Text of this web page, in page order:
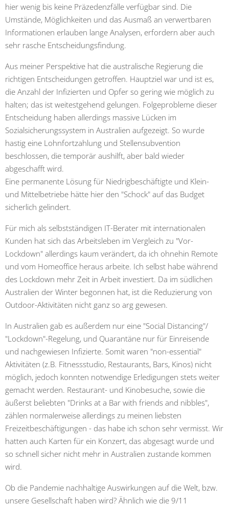
hier wenig bis keine Präzedenzfälle verfügbar sind. Die
Umstände, Möglichkeiten und das Ausmaß an verwertbaren
Informationen erlauben lange Analysen, erfordern aber auch
sehr rasche Entscheidungsfindung.
Aus meiner Perspektive hat die australische Regierung die
richtigen Entscheidungen getroffen. Hauptziel war und ist es,
die Anzahl der Infizierten und Opfer so gering wie möglich zu
halten; das ist weitestgehend gelungen. Folgeprobleme dieser
Entscheidung haben allerdings massive Lücken im
Sozialsicherungssystem in Australien aufgezeigt. So wurde
hastig eine Lohnfortzahlung und Stellensubvention
beschlossen, die temporär aushilft, aber bald wieder
abgeschafft wird.
Eine permanente Lösung für Niedrigbeschäftigte und Klein-
und Mittelbetriebe hätte hier den "Schock" auf das Budget
sicherlich gelindert.
Für mich als selbstständigen IT-Berater mit internationalen
Kunden hat sich das Arbeitsleben im Vergleich zu "Vor-
Lockdown" allerdings kaum verändert, da ich ohnehin Remote
und vom Homeoffice heraus arbeite. Ich selbst habe während
des Lockdown mehr Zeit in Arbeit investiert. Da im südlichen
Australien der Winter begonnen hat, ist die Reduzierung von
Outdoor-Aktivitäten nicht ganz so arg gewesen.
In Australien gab es außerdem nur eine "Social Distancing"/
"Lockdown"-Regelung, und Quarantäne nur für Einreisende
und nachgewiesen Infizierte. Somit waren "non-essential"
Aktivitäten (z.B. Fitnessstudio, Restaurants, Bars, Kinos) nicht
möglich, jedoch konnten notwendige Erledigungen stets weiter
gemacht werden. Restaurant- und Kinobesuche, sowie die
äußerst beliebten "Drinks at a Bar with friends and nibbles",
zählen normalerweise allerdings zu meinen liebsten
Freizeitbeschäftigungen - das habe ich schon sehr vermisst. Wir
hatten auch Karten für ein Konzert, das abgesagt wurde und
so schnell sicher nicht mehr in Australien zustande kommen
wird.
Ob die Pandemie nachhaltige Auswirkungen auf die Welt, bzw.
unsere Gesellschaft haben wird? Ähnlich wie die 9/11